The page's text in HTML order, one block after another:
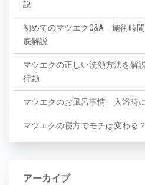
説
初めてのマツエクQ&A 施術時
底解説
マツエクの正しい洗顔方法を解
行動
マツエクのお風呂事情 入浴時
マツエクの寝方でモチは変わる
アーカイブ